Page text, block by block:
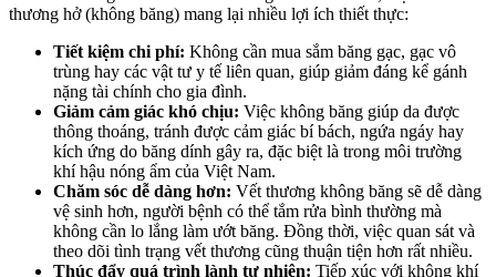
thương hở (không băng) mang lại nhiều lợi ích thiết thực:
Tiết kiệm chi phí: Không cần mua sắm băng gạc, gạc vô
trùng hay các vật tư y tế liên quan, giúp giảm đáng kể gánh
nặng tài chính cho gia đình.
Giảm cảm giác khó chịu: Việc không băng giúp da được
thông thoáng, tránh được cảm giác bí bách, ngứa ngáy hay
kích ứng do băng dính gây ra, đặc biệt là trong môi trường
khí hậu nóng ẩm của Việt Nam.
Chăm sóc dễ dàng hơn: Vết thương không băng sẽ dễ dàng
vệ sinh hơn, người bệnh có thể tắm rửa bình thường mà
không cần lo lắng làm ướt băng. Đồng thời, việc quan sát và
theo dõi tình trạng vết thương cũng thuận tiện hơn rất nhiều.
Thúc đẩy quá trình lành tự nhiên: Tiếp xúc với không khí